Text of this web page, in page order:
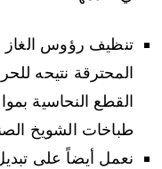
تنظيف رؤوس الغاز
المحترقة نتيحه
القطع النحاسية
طباخات الشويخ
نعمل أيضاً على